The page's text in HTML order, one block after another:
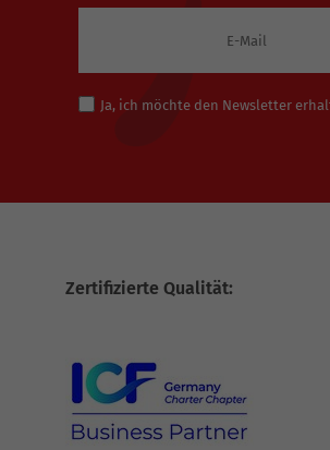
Ja, ich möchte den Newsletter
Zertifizierte Qualität: